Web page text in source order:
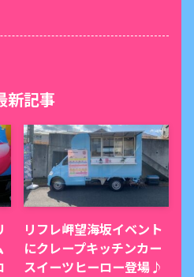
新記事
リフレ岬望海坂イベント
にクレープキッチンカー
スイーツヒーロー登場♪